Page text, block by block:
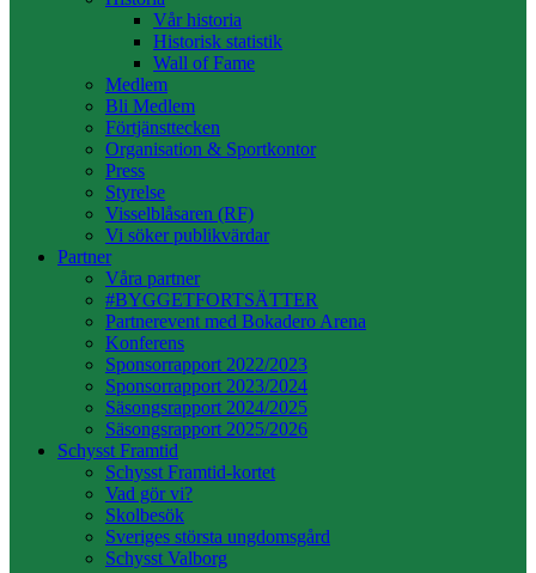
Vår historia
Historisk statistik
Wall of Fame
Medlem
Bli Medlem
Förtjänsttecken
Organisation & Sportkontor
Press
Styrelse
Visselblåsaren (RF)
Vi söker publikvärdar
Partner
Våra partner
#BYGGETFORTSÄTTER
Partnerevent med Bokadero Arena
Konferens
Sponsorrapport 2022/2023
Sponsorrapport 2023/2024
Säsongsrapport 2024/2025
Säsongsrapport 2025/2026
Schysst Framtid
Schysst Framtid-kortet
Vad gör vi?
Skolbesök
Sveriges största ungdomsgård
Schysst Valborg